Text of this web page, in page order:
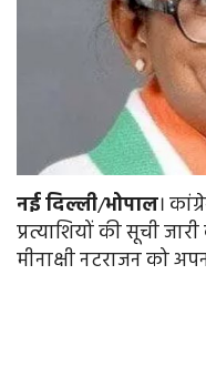
नईदिल्ली/भोपाल।
प्रत्याशियों की सूची
मीनाक्षी नटराजन को